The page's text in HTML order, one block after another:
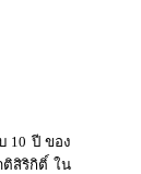
10 ปี ของ
ติสิริกิติ์ ใน